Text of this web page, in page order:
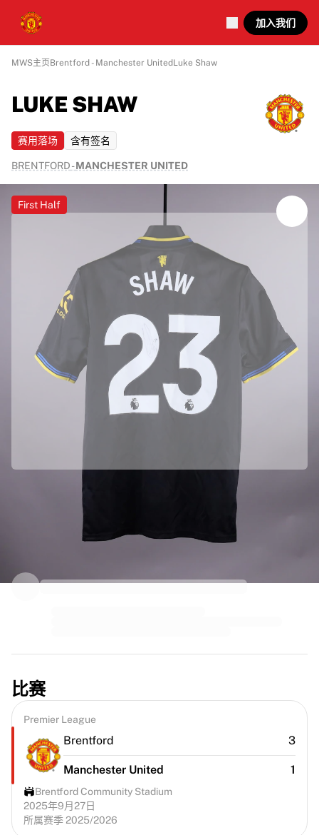
加入我们
MWS主页Brentford - Manchester UnitedLuke Shaw
LUKE SHAW
赛用落场 含有签名
BRENTFORD-MANCHESTER UNITED
First Half
本藏品由Manchester United官方提供，品质保障。
Fabricks验证加持
比赛
Premier League
Brentford 3
Manchester United 1
Brentford Community Stadium
2025年9月27日
所属赛季 2025/2026